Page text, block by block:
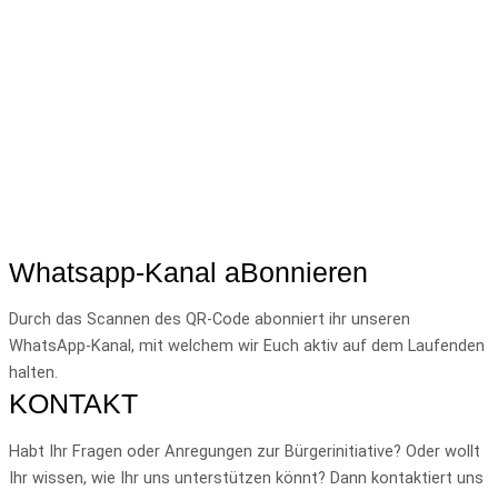
Whatsapp-Kanal aBonnieren
Durch das Scannen des QR-Code abonniert ihr unseren
WhatsApp-Kanal, mit welchem wir Euch aktiv auf dem Laufenden
halten.
KONTAKT
Habt Ihr Fragen oder Anregungen zur Bürgerinitiative? Oder wollt
Ihr wissen, wie Ihr uns unterstützen könnt? Dann kontaktiert uns